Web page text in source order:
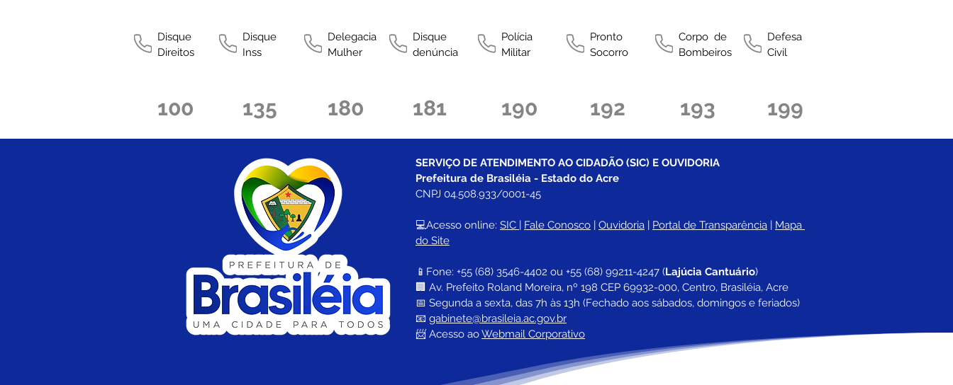
Disque
Direitos
Disque
Inss
Delegacia
Mulher
Disque
denúncia
Polícia
Militar
Pronto
Socorro
Corpo de
Bombeiros
Defesa
Civil
100 135 180 181 190 192 193 199
SERVIÇO DE ATENDIMENTO AO CIDADÃO (SIC) E OUVIDORIA
Prefeitura de Brasiléia - Estado do Acre
CNPJ 04.508.933/0001-45
💻Acesso online: SIC | Fale Conosco | Ouvidoria | Portal de Transparência | Mapa
do Site
📱Fone: +55 (68) 3546-4402 ou +55 (68) 99211-4247 (Lajúcia Cantuário)
🏢 Av. Prefeito Roland Moreira, nº 198 CEP 69932-000, Centro, Brasiléia, Acre
📅 Segunda a sexta, das 7h às 13h (Fechado aos sábados, domingos e feriados)
📧 gabinete@brasileia.ac.gov.br
📨 Acesso ao Webmail Corporativo